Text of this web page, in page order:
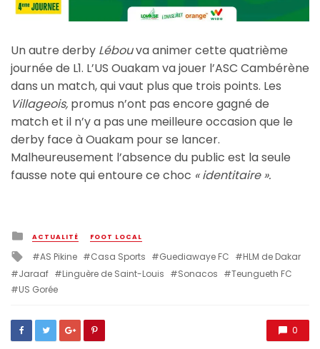
Un autre derby Lébouva animer cette quatrième
journée de L1. L’US Ouakam va jouer l’ASC Cambérène
dans un match, qui vaut plus que trois points. Les
Villageois, promus n’ont pas encore gagné de
match et il n’y a pas une meilleure occasion que le
derby face à Ouakam pour se lancer.
Malheureusement l’absence du public est la seule
fausse note qui entoure ce choc « identitaire ».
Posted
in
ACTUALITÉ FOOT LOCAL
Tagged
with
AS Pikine Casa Sports Guediawaye FC
HLM de Dakar
Jaraaf
Linguère de Saint-Louis Sonacos
Teungueth FC
US Gorée
0